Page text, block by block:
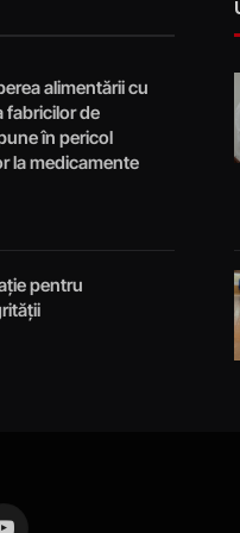
alimentării cu
fabricilor de
în pericol
la medicamente
pentru